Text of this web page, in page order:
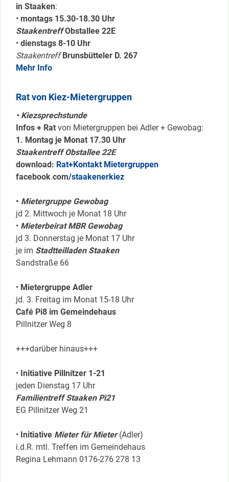
in Staaken:
• montags 15.30-18.30 Uhr
Staakentreff Obstallee 22E
• dienstags 8-10 Uhr
Staakentreff Brunsbütteler D. 267
Mehr Info
Rat von Kiez-Mietergruppen
• Kiezsprechstunde
Infos + Rat von Mietergruppen bei Adler + Gewobag:
1. Montag je Monat 17.30 Uhr
Staakentreff Obstallee 22E
download: Rat+Kontakt Mietergruppen
facebook.com/staakenerkiez
• Mietergruppe Gewobag
jd 2. Mittwoch je Monat 18 Uhr
• Mieterbeirat MBR Gewobag
jd 3. Donnerstag je Monat 17 Uhr
je im Stadtteilladen Staaken
Sandstraße 66
• Mietergruppe Adler
jd. 3. Freitag im Monat 15-18 Uhr
Café Pi8 im Gemeindehaus
Pillnitzer Weg 8
+++darüber hinaus+++
• Initiative Pillnítzer 1-21
jeden Dienstag 17 Uhr
Familientreff Staaken Pi21
EG Pillnitzer Weg 21
• Initiative Mieter für Mieter(Adler)
i.d.R. mtl. Treffen im Gemeindehaus
Regina Lehmann 0176-276 278 13